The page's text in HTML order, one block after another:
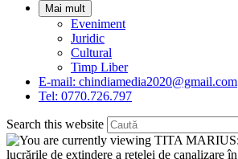
Mai mult
Eveniment
Juridic
Cultural
Timp Liber
E-mail: chindiamedia2020@gmail.com
Tel: 0770.726.797
Search this website